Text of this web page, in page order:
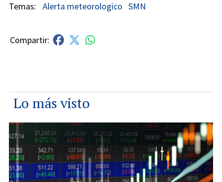
Alerta meteorologico SMN
Lo más visto